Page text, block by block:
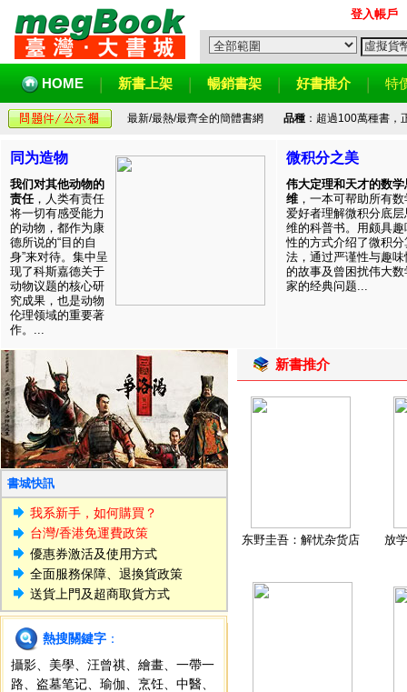
登入帳戶
HOME 新書上架 暢銷書架 好書推介 特
最新/最熱/最齊全的簡體書網 品種：超過100萬種書，
同为造物
我们对其他动物的
责任，人类有责任
将一切有感受能力
的动物，都作为康
德所说的“目的自
身”来对待。集中呈
现了科斯嘉德关于
动物议题的核心研
究成果，也是动物
伦理领域的重要著
作。...
微积分之美
伟大定理和天才的数学
维 ，一本可帮助所有数
爱好者理解微积分底层
维的科普书。用颇具趣
性的方式介绍了微积分
法，通过严谨性与趣味
的故事及曾困扰伟大数
家的经典问题...
書城快訊
我系新手，如何購買？
台灣/香港免運費政策
優惠券激活及使用方式
全面服務保障、退換貨政策
送貨上門及超商取貨方式
熱搜關鍵字 ：
攝影
美學 汪曾祺 繪畫
一帶一
路
盗墓笔记 瑜伽 烹饪 中醫
新書推介
东野圭吾：解忧杂货店 放